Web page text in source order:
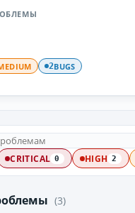
2BUGS
CRITICAL 0 HIGH 2
(3)